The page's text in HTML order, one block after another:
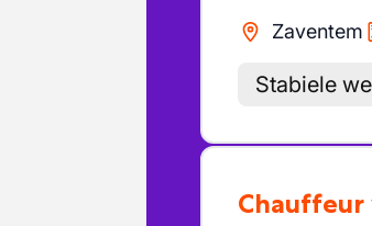
Zaventem
Stabiele